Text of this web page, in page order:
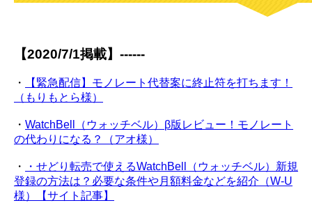
【2020/7/1掲載】------
・
【緊急配信】モノレート代替案に終止符を打ちます！
（もりもとら様）
・ WatchBell（ウォッチベル）β版レビュー！モノレート
の代わりになる？（アオ様）
・
・せどり転売で使えるWatchBell（ウォッチベル）新規
登録の方法は？必要な条件や月額料金などを紹介（W-U
様）【サイト記事】